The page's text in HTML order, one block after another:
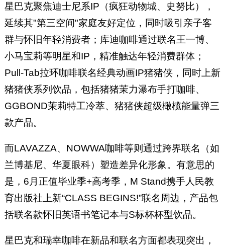
星巴克聚焦迪士尼系IP（疯狂动物城、史努比），
延续其"第三空间"家庭友好定位，同时吸引亲子客
群与怀旧年轻消费者；库迪咖啡通过联名王一博、
小马宝莉等明星和IP，精准触达年轻消费群体；
Pull-Tab拉环咖啡联名经典动画IP猪猪侠，同时上新
猪猪侠系列饮品，包括猪猪茉力瀑布手打咖啡、
GGBOND茉莉特工冷萃、猪猪侠超级橄榄能量弹三
款产品。
而LAVAZZA、NOWWA咖啡等则通过跨界联名（如
兰博基尼、华夏眼科）塑造差异化形象。有意思的
是，6月正值毕业季+高考季，M Stand携手人民教
育出版社上新“CLASS BEGINS!”联名周边，产品包
括联名款怀旧英语书笔记本与S标杯杯型饮品。
星巴克和瑞幸咖啡在新品和联名方面都表现突出，